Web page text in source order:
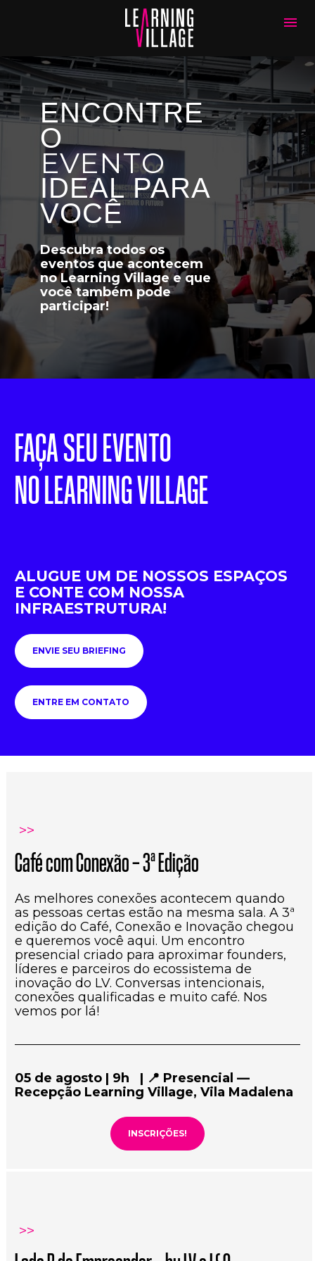
ENCONTRE
O
EVENTO
IDEAL PARA
VOCÊ
Descubra todos os
eventos que acontecem
no Learning Village e que
você também pode
participar!
FAÇA SEU EVENTO
NO LEARNING VILLAGE
ALUGUE UM DE NOSSOS ESPAÇOS
E CONTE COM NOSSA
INFRAESTRUTURA!
ENVIE SEU BRIEFING
ENTRE EM CONTATO
>>
Café com Conexão — 3ª Edição
As melhores conexões acontecem quando
as pessoas certas estão na mesma sala. A 3ª
edição do Café, Conexão e Inovação chegou
e queremos você aqui. Um encontro
presencial criado para aproximar founders,
líderes e parceiros do ecossistema de
inovação do LV. Conversas intencionais,
conexões qualificadas e muito café. Nos
vemos por lá!
05 de agosto | 9h   | 📍 Presencial —
Recepção Learning Village, Vila Madalena
INSCRIÇÕES!
>>